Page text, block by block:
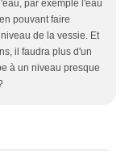
par exemple l'eau
pouvant faire
de la vessie. Et
il faudra plus d'un
à un niveau presque